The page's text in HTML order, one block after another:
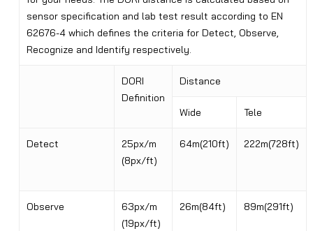
sensor specification and lab test result according to EN
62676-4 which defines the criteria for Detect, Observe,
Recognize and Identify respectively.
DORI
Definition
Distance
Wide Tele
Detect
25px/m
(8px/ft)
64m(210ft) 222m(728ft)
Observe
63px/m
(19px/ft)
26m(84ft) 89m(291ft)